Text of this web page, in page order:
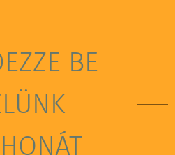
BE